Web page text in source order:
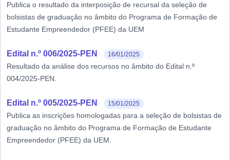
Publica o resultado da interposição de recursal da seleção de
bolsistas de graduação no âmbito do Programa de Formação de
Estudante Empreendedor (PFEE) da UEM
Edital n.º 006/2025-PEN 16/01/2025
Resultado da análise dos recursos no âmbito do Edital n.º
004/2025-PEN.
Edital n.º 005/2025-PEN 15/01/2025
Publica as inscrições homologadas para a seleção de bolsistas de
graduação no âmbito do Programa de Formação de Estudante
Empreendedor (PFEE) da UEM.